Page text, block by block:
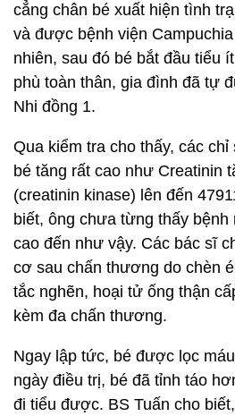
cẳng chân bé xuất hiện tình
và được bệnh viện
nhiên, sau đó bé bắt đầu tiểu
phù toàn thân, gia đình đã tự
Nhi đồng 1.
Qua kiểm tra cho thấy, các
bé tăng rất cao như Creatinin
(creatinin kinase) lên đến
biết, ông chưa từng thấy bệnh
cao đến như vậy. Các bác sĩ
cơ sau chấn thương do chèn
tắc nghẽn, hoại tử ống thận
kèm đa chấn thương.
Ngay lập tức, bé được lọc
ngày điều trị, bé đã tỉnh táo
đi tiểu được. BS Tuấn cho